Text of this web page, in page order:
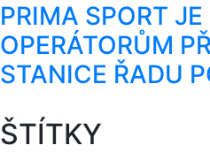
PRIMA SPORT
OPERÁTORŮM
STANICE ŘADU
ŠTÍTKY